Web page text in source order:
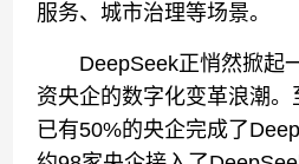
服务、城市治理等场景‌。
DeepSeek正悄然掀起
资央企的数字化变革浪潮
已有50%的央企完成了